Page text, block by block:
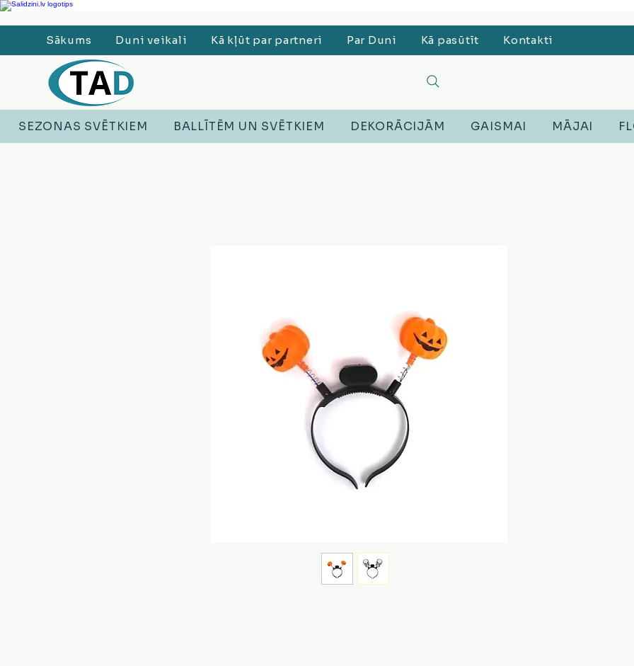
Ledusskapji, Sadzīves tehnika, Smaržas, Operatīvā atmiņa, Putekļu sūcēji, Lego, Austiņas
Sākums Duni veikali Kā kļūt par partneri Par Duni Kā pasūtīt Kontakti
SEZONAS SVĒTKIEM BALLĪTĒM UN SVĒTKIEM DEKORĀCIJĀM GAISMAI MĀJAI